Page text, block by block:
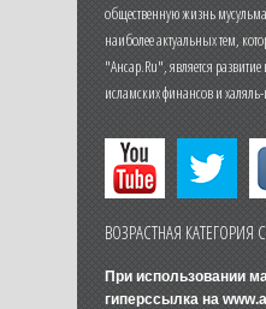
общественную жизнь
наиболее актуальных тем,
"Ансар.Ru", является
исламских финансов и
ВОЗРАСТНАЯ КАТЕГОРИЯ
При использовании
гиперссылка на